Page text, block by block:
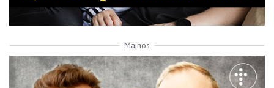
Mainos